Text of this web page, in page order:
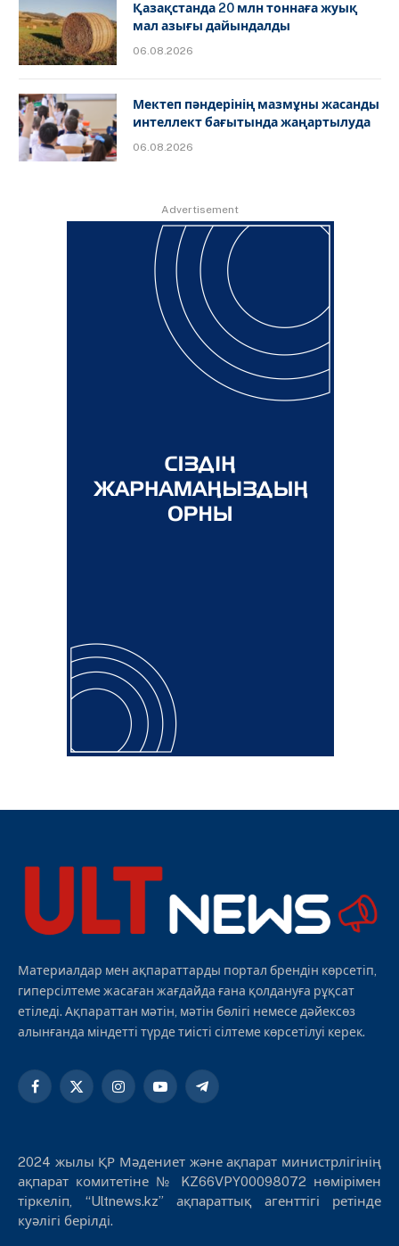
Қазақстанда 20 млн тоннаға жуық
мал азығы дайындалды
06.08.2026
Мектеп пәндерінің мазмұны жасанды
интеллект бағытында жаңартылуда
06.08.2026
Advertisement
Материалдар мен ақпараттарды портал брендін көрсетіп,
гиперсілтеме жасаған жағдайда ғана қолдануға рұқсат
етіледі. Ақпараттан мәтін, мәтін бөлігі немесе дәйексөз
алынғанда міндетті түрде тиісті сілтеме көрсетілуі керек.
Facebook
X
InstagramYouTubeTelegram
2024 жылы ҚР Мәдениет және ақпарат министрлігінің
ақпарат комитетіне № KZ66VPY00098072 нөмірімен
тіркеліп, “Ultnews.kz” ақпараттық агенттігі ретінде
куәлігі берілді.